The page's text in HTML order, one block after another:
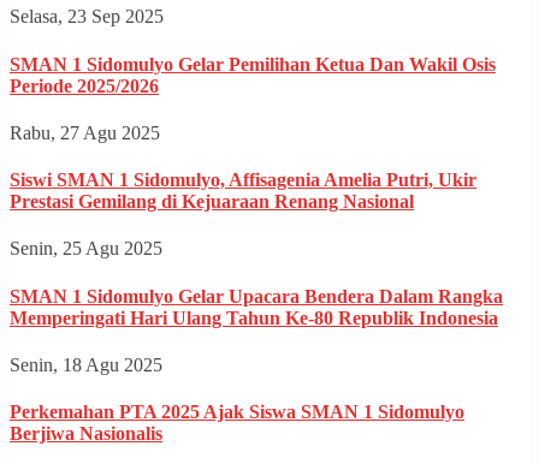
Selasa, 23 Sep 2025
SMAN 1 Sidomulyo Gelar Pemilihan Ketua Dan Wakil Osis
Periode 2025/2026
Rabu, 27 Agu 2025
Siswi SMAN 1 Sidomulyo, Affisagenia Amelia Putri, Ukir
Prestasi Gemilang di Kejuaraan Renang Nasional
Senin, 25 Agu 2025
SMAN 1 Sidomulyo Gelar Upacara Bendera Dalam Rangka
Memperingati Hari Ulang Tahun Ke-80 Republik Indonesia
Senin, 18 Agu 2025
Perkemahan PTA 2025 Ajak Siswa SMAN 1 Sidomulyo
Berjiwa Nasionalis